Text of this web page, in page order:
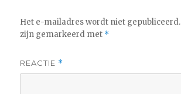
Het e-mailadres wordt niet gepubliceerd.
zijn gemarkeerd met *
REACTIE *